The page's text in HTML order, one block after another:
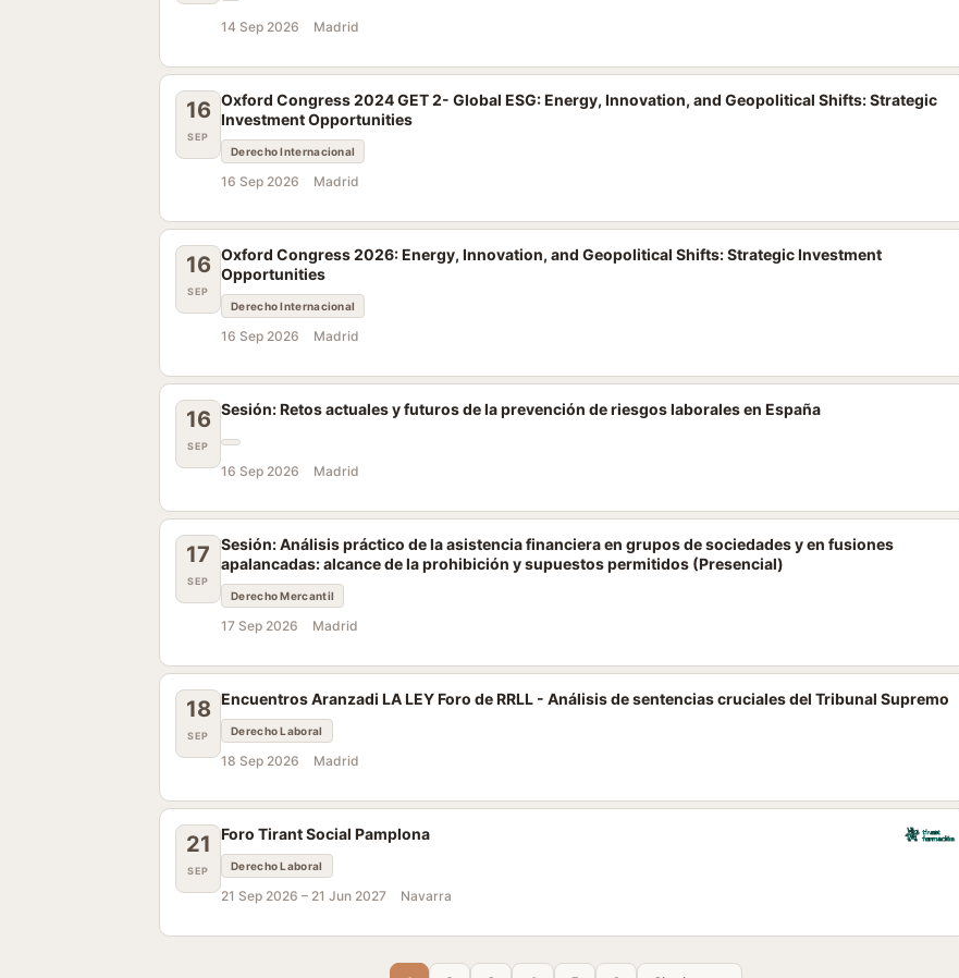
14 Sep 2026 Madrid
16
SEP
Oxford Congress 2024 GET 2- Global ESG: Energy, Innovation, and Geopolitical Shifts: Strategic
Investment Opportunities
Derecho Internacional
16 Sep 2026 Madrid
16
SEP
Oxford Congress 2026: Energy, Innovation, and Geopolitical Shifts: Strategic Investment
Opportunities
Derecho Internacional
16 Sep 2026 Madrid
16
SEP
Sesión: Retos actuales y futuros de la prevención de riesgos laborales en España
16 Sep 2026 Madrid
17
SEP
Sesión: Análisis práctico de la asistencia financiera en grupos de sociedades y en fusiones
apalancadas: alcance de la prohibición y supuestos permitidos (Presencial)
Derecho Mercantil
17 Sep 2026 Madrid
18
SEP
Encuentros Aranzadi LA LEY Foro de RRLL - Análisis de sentencias cruciales del Tribunal Supremo
Derecho Laboral
18 Sep 2026 Madrid
21
SEP
Foro Tirant Social Pamplona
Derecho Laboral
21 Sep 2026 – 21 Jun 2027 Navarra